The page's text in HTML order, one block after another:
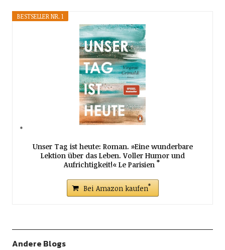
BESTSELLER NR. 1
Unser Tag ist heute: Roman. »Eine wunderbare
Lektion über das Leben. Voller Humor und
Aufrichtigkeit!« Le Parisien
Bei Amazon kaufen
Andere Blogs